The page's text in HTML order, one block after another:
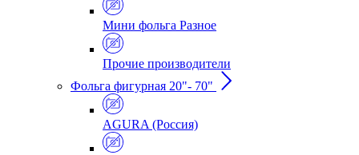
Мини фольга Разное
Прочие производители
Фольга фигурная 20"- 70"
AGURA (Россия)